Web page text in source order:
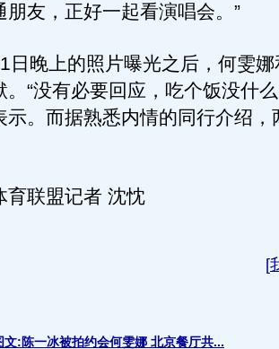
朋友，正好一起看演唱会。”
晚上的照片曝光之后，何雯娜
。“没有必要回应，吃个饭没什
示。而据熟悉内情的同行介绍，
联盟记者 沈忱
[
文:陈一冰被拍约会何雯娜 北京餐厅共...